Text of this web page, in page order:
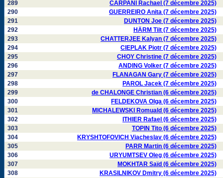
289
CARPANI Rachael (7 décembre 2025)
290
GUERREIRO Anita (7 décembre 2025)
291
DUNTON Joe (7 décembre 2025)
292
HÄRM Tiit (7 décembre 2025)
293
CHATTERJEE Kalyan (7 décembre 2025)
294
CIEPLAK Piotr (7 décembre 2025)
295
CHOY Christine (7 décembre 2025)
296
ANDING Volker (7 décembre 2025)
297
FLANAGAN Gary (7 décembre 2025)
298
PAROL Jacek (7 décembre 2025)
299
de CHALONGE Christian (6 décembre 2025)
300
FELDEKOVA Olga (6 décembre 2025)
301
MICHALEWSKI Romuald (6 décembre 2025)
302
ITHIER Rafael (6 décembre 2025)
303
TOPIN Tito (6 décembre 2025)
304
KRYSHTOFOVICH Viacheslav (6 décembre 2025)
305
PARR Martin (6 décembre 2025)
306
URYUMTSEV Oleg (6 décembre 2025)
307
MOKHTAR Saïd (6 décembre 2025)
308
KRASILNIKOV Dmitry (6 décembre 2025)